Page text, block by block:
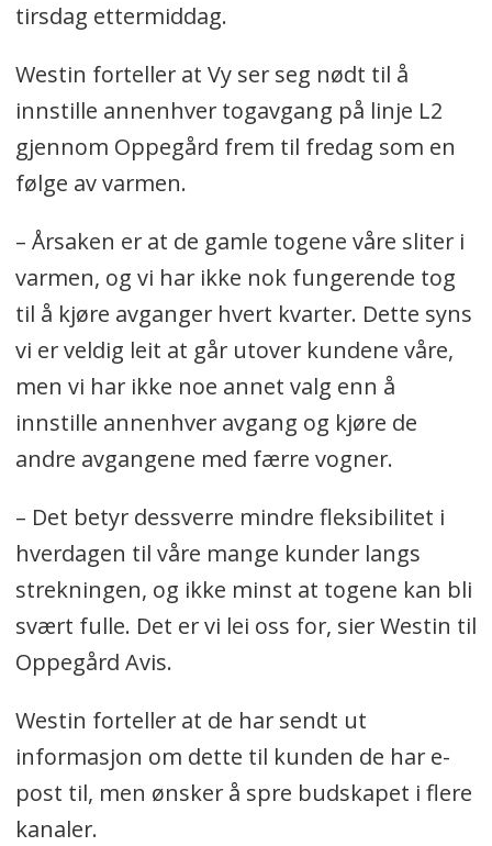
tirsdag ettermiddag.
Westin forteller at Vy ser seg nødt til å
innstille annenhver togavgang på linje L2
gjennom Oppegård frem til fredag som en
følge av varmen.
– Årsaken er at de gamle togene våre sliter i
varmen, og vi har ikke nok fungerende tog
til å kjøre avganger hvert kvarter. Dette syns
vi er veldig leit at går utover kundene våre,
men vi har ikke noe annet valg enn å
innstille annenhver avgang og kjøre de
andre avgangene med færre vogner.
– Det betyr dessverre mindre fleksibilitet i
hverdagen til våre mange kunder langs
strekningen, og ikke minst at togene kan bli
svært fulle. Det er vi lei oss for, sier Westin til
Oppegård Avis.
Westin forteller at de har sendt ut
informasjon om dette til kunden de har e-
post til, men ønsker å spre budskapet i flere
kanaler.